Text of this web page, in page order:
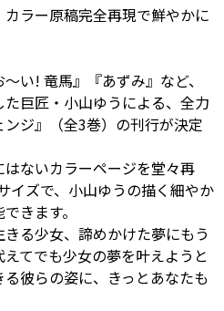
ラー原稿完全再現で鮮やかに
い! 竜馬』『あずみ』など、
巨匠・小山ゆうによる、全力
ジ』（全3巻）の刊行が決定
ないカラーページを堂々再
イズで、小山ゆうの描く細やか
きます。
る少女、諦めかけた夢にもう
てでも少女の夢を叶えようと
彼らの姿に、きっとあなたも